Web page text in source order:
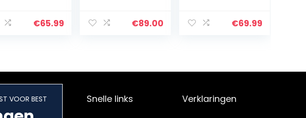
€65.99
aansluiting)
€89.00
Microfoon voor
€69.99
VOOR BEST Snelle links Verklaringen